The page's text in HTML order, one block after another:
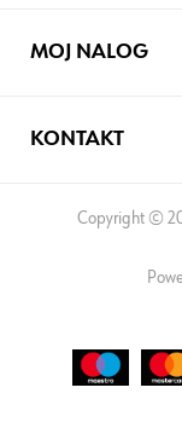
MOJ NALOG
KONTAKT
Copyright ©